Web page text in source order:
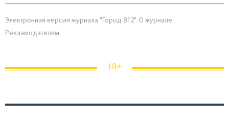
Электронная версия журнала "Город 812". О журнале.
Рекламодателям.
18+